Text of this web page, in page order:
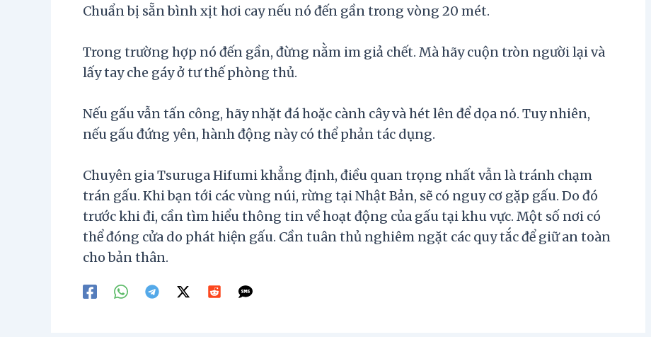
Chuẩn bị sẵn bình xịt hơi cay nếu nó đến gần trong vòng 20 mét.
Trong trường hợp nó đến gần, đừng nằm im giả chết. Mà hãy cuộn tròn người lại và
lấy tay che gáy ở tư thế phòng thủ.
Nếu gấu vẫn tấn công, hãy nhặt đá hoặc cành cây và hét lên để dọa nó. Tuy nhiên,
nếu gấu đứng yên, hành động này có thể phản tác dụng.
Chuyên gia Tsuruga Hifumi khẳng định, điều quan trọng nhất vẫn là tránh chạm
trán gấu. Khi bạn tới các vùng núi, rừng tại Nhật Bản, sẽ có nguy cơ gặp gấu. Do đó
trước khi đi, cần tìm hiểu thông tin về hoạt động của gấu tại khu vực. Một số nơi có
thể đóng cửa do phát hiện gấu. Cần tuân thủ nghiêm ngặt các quy tắc để giữ an toàn
cho bản thân.